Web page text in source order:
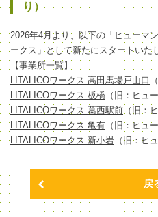
り）
2026年4月より、以下の「ヒューマ
ークス」として新たにスタートいた
【事業所一覧】
LITALICOワークス 高田馬場戸山口
LITALICOワークス 板橋（旧：ヒュ
LITALICOワークス 葛西駅前 （旧：
LITALICOワークス 亀有（旧：ヒュ
LITALICOワークス 新小岩（旧：ヒ
戻